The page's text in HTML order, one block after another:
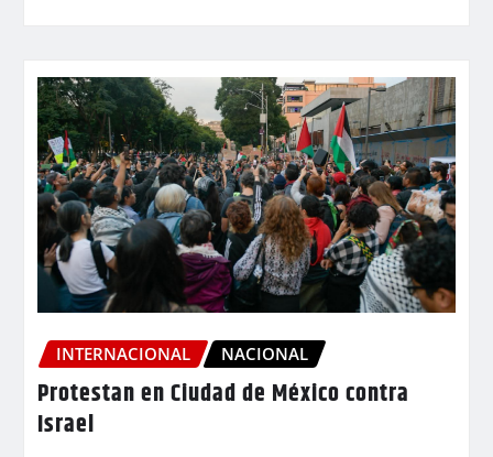
INTERNACIONAL NACIONAL
Protestan en Ciudad de México contra
Israel